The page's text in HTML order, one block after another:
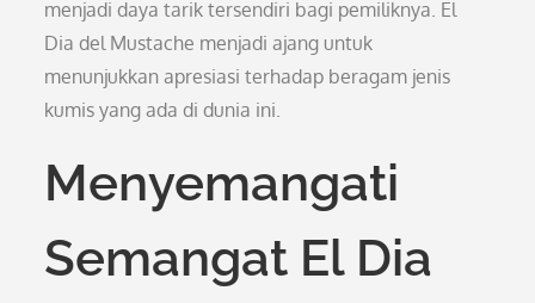
menjadi daya tarik tersendiri bagi pemiliknya. El
Dia del Mustache menjadi ajang untuk
menunjukkan apresiasi terhadap beragam jenis
kumis yang ada di dunia ini.
Menyemangati
Semangat El Dia